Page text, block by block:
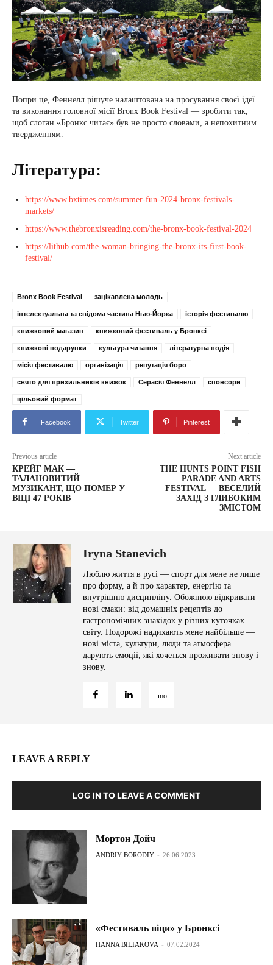
Попри це, Феннелл рішуче налаштована на просування своєї ідеї
та виконання головної місії Bronx Book Festival — зробити так,
щоб слоган «Бронкс читає» був не просто словами, а непохитним
твердженням.
Література:
https://www.bxtimes.com/summer-fun-2024-bronx-festivals-
markets/
https://www.thebronxisreading.com/the-bronx-book-festival-2024
https://lithub.com/the-woman-bringing-the-bronx-its-first-book-
festival/
Bronx Book Festival зацікавлена молодь
інтелектуальна та свідома частина Нью-Йорка історія фестивалю
книжковий магазин книжковий фестиваль у Бронксі
книжкові подарунки культура читання літературна подія
місія фестивалю організація репутація боро
свято для прихильників книжок Серасія Феннелл спонсори
цільовий формат
Facebook Twitter Pinterest
Previous article
КРЕЙГ МАК —
ТАЛАНОВИТИЙ
МУЗИКАНТ, ЩО ПОМЕР У
ВІЦІ 47 РОКІВ
Next article
THE HUNTS POINT FISH
PARADE AND ARTS
FESTIVAL — ВЕСЕЛИЙ
ЗАХІД З ГЛИБОКИМ
ЗМІСТОМ
Iryna Stanevich
Люблю життя в русі — спорт для мене не лише
про форму, а й про характер, енергію та
внутрішню дисципліну. Обожнюю відкривати
нові смаки: від домашніх рецептів до
гастрономічних знахідок у різних куточках
світу. Подорожі надихають мене найбільше —
нові міста, культури, люди та атмосфера
дарують емоції, які хочеться проживати знову і
знову.
LEAVE A REPLY
LOG IN TO LEAVE A COMMENT
Мортон Дойч
ANDRIY BORODIY - 26.06.2023
«Фестиваль піци» у Бронксі
HANNA BILIAKOVA - 07.02.2024